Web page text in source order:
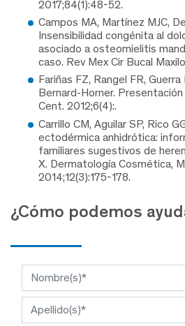
2017;84(1):48-52.
Campos MA, Martínez MJC,
Insensibilidad congénita al
asociado a osteomielitis
caso. Rev Mex Cir Bucal
Fariñas FZ, Rangel FR,
Bernard-Horner.
Cent. 2012;6(4):.
Carrillo CM, Aguilar SP, Rico
ectodérmica anhidrótica:
familiares sugestivos de
X. Dermatología Cosmética,
2014;12(3):175-178.
¿Cómo podemos